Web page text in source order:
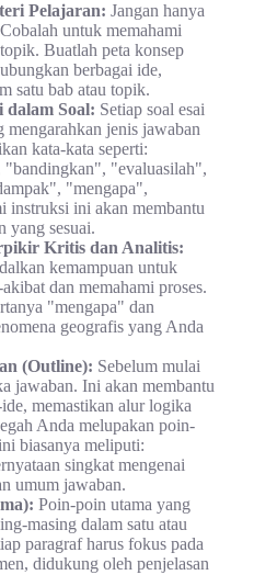
Pelajaran: Jangan hanya
untuk memahami
Buatlah peta konsep
berbagai ide,
satu bab atau topik.
Soal: Setiap soal esai
jenis jawaban
kata-kata seperti:
"evaluasilah",
"mengapa",
instruksi ini akan membantu
yang sesuai.
Kritis dan Analitis:
kemampuan untuk
dan memahami proses.
"mengapa" dan
geografis yang Anda
(Outline): Sebelum mulai
jawaban. Ini akan membantu
memastikan alur logika
Anda melupakan poin-
biasanya meliputi:
singkat mengenai
umum jawaban.
Poin-poin utama yang
masing dalam satu atau
paragraf harus fokus pada
didukung oleh penjelasan